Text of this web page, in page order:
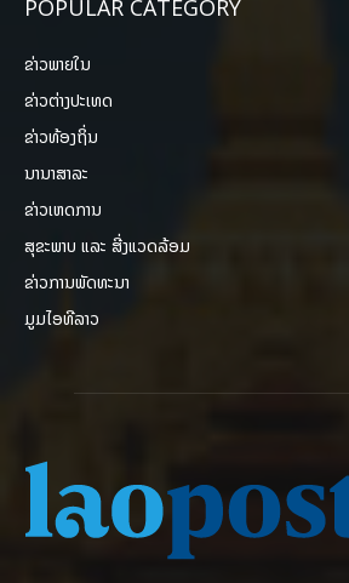
POPULAR CATEGORY
ຂ່າວພາຍ​ໃນ
ຂ່າວຕ່າງປະເທດ
ຂ່າວທ້ອງຖິ່ນ
ນານາສາລະ
ຂ່າວເຫດການ
ສຸຂະພາບ ແລະ ສີ່ງແວດລ້ອມ
ຂ່າວການພັດທະນາ
ມູມໄອທີລາວ